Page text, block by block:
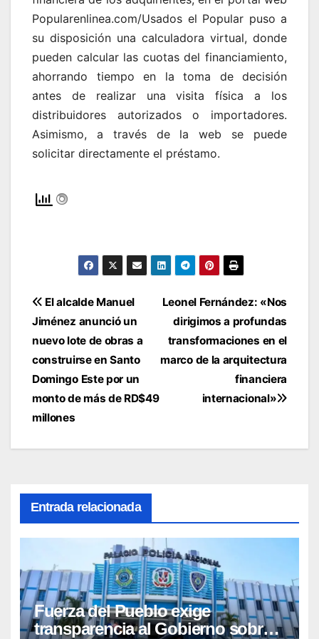
Popularenlinea.com/Usados el Popular puso a
su disposición una calculadora virtual, donde
pueden calcular las cuotas del financiamiento,
ahorrando tiempo en la toma de decisión
antes de realizar una visita física a los
distribuidores autorizados o importadores.
Asimismo, a través de la web se puede
solicitar directamente el préstamo.
Navegación
de
entradas
Leonel Fernández: «Nos
dirigimos a profundas
transformaciones en el
marco de la arquitectura
financiera
internacional»
El alcalde Manuel
Jiménez anunció un
nuevo lote de obras a
construirse en Santo
Domingo Este por un
monto de más de RD$49
millones
Entrada relacionada
Fuerza del Pueblo exige
transparencia al Gobierno sobre